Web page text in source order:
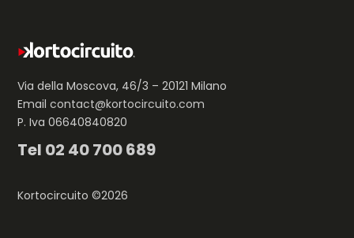
Via della Moscova, 46/3 – 20121 Milano
Emailcontact@kortocircuito.com
P. Iva 06640840820
Tel 02 40 700 689
Kortocircuito ©2026